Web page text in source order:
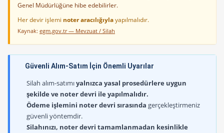
Genel Müdürlüğüne hibe edebilirler.
Her devir işlemi noter aracılığıylayapılmalıdır.
Kaynak: egm.gov.tr — Mevzuat / Silah
Güvenli Alım-Satım İçin Önemli Uyarılar
Silah alım-satımıyalnızca yasal prosedürlere uygun
şekilde ve noter devri ile yapılmalıdır.
Ödeme işlemini noter devri sırasında gerçekleştirmeniz
güvenli yöntemdir.
Silahınızı, noter devri tamamlanmadan kesinlikle